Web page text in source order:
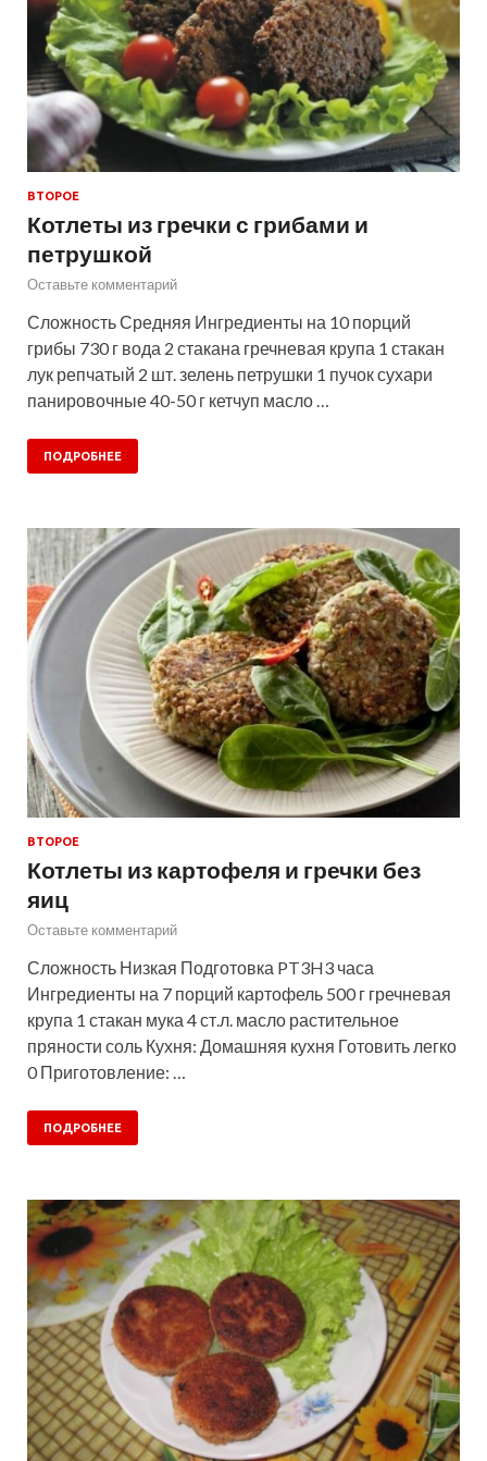
ВТОРОЕ
Котлеты из гречки с грибами и
петрушкой
Оставьте комментарий
Сложность Средняя Ингредиенты на 10 порций
грибы 730 г вода 2 стакана гречневая крупа 1 стакан
лук репчатый 2 шт. зелень петрушки 1 пучок сухари
панировочные 40-50 г кетчуп масло …
ПОДРОБНЕЕ
ВТОРОЕ
Котлеты из картофеля и гречки без
яиц
Оставьте комментарий
Сложность Низкая Подготовка PT3H3 часа
Ингредиенты на 7 порций картофель 500 г гречневая
крупа 1 стакан мука 4 ст.л. масло растительное
пряности соль Кухня: Домашняя кухня Готовить легко
0 Приготовление: …
ПОДРОБНЕЕ